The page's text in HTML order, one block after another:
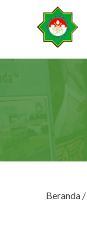
Beranda /